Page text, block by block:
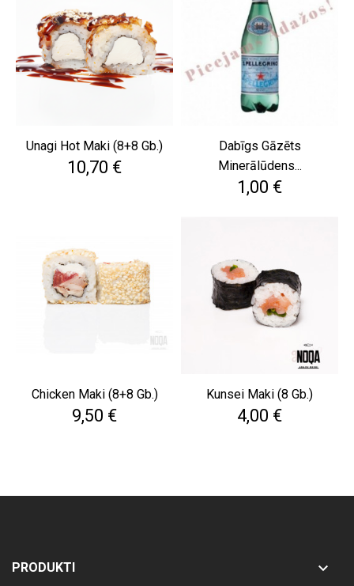
Unagi Hot Maki (8+8 Gb.)
Cena
10,70 €
Dabīgs Gāzēts
Minerālūdens...
Cena
1,00 €
Chicken Maki (8+8 Gb.)
Cena
9,50 €
Kunsei Maki (8 Gb.)
Cena
4,00 €
PRODUKTI 